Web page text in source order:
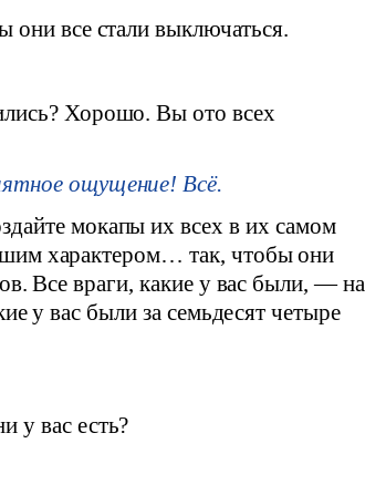
они все стали выключаться.
Хорошо. Вы ото всех
ощущение! Всё.
мокапы их всех в их самом
характером… так, чтобы они
Все враги, какие у вас были, — на
у вас были за семьдесят четыре
у вас есть?